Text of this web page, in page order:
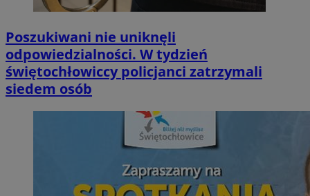
Poszukiwani nie uniknęli
odpowiedzialności. W tydzień
świętochłowiccy policjanci zatrzymali
siedem osób